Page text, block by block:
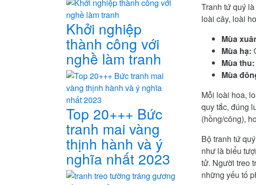
Tranh tứ quý
loài cây, loài
Mùa
Mùa hạ:
Mùa thu:
Mùa
Mỗi loài hoa,
quy tắc, đúng
(hồng/công),
Bộ tranh tứ
như là biểu
tử. Người treo
những yếu tố
Khởi nghiệp
thành công với
nghề làm tranh
Top 20+++ Bức
tranh mai vàng
thịnh hành và ý
nghĩa nhất 2023